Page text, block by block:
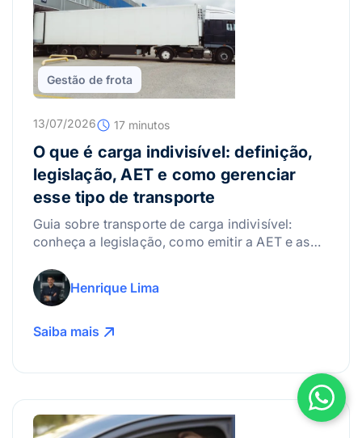
Gestão de frota
13/07/2026 17 minutos
O que é carga indivisível: definição,
legislação, AET e como gerenciar
esse tipo de transporte
Guia sobre transporte de carga indivisível:
conheça a legislação, como emitir a AET e as
Henrique Lima
Saiba mais